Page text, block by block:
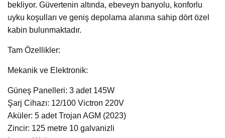
bekliyor. Güvertenin altında, ebeveyn banyolu, konforlu
uyku koşulları ve geniş depolama alanına sahip dört özel
kabin bulunmaktadır.
Tam Özellikler:
Mekanik ve Elektronik:
Güneş Panelleri: 3 adet 145W
Şarj Cihazı: 12/100 Victron 220V
Aküler: 5 adet Trojan AGM (2023)
Zincir: 125 metre 10 galvanizli